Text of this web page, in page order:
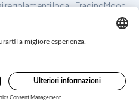
regolamenti locali. TradingMoon
fornite sul suo sito Web siano
riservati